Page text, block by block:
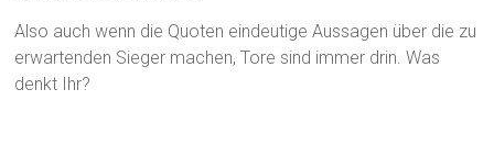
Also auch wenn die Quoten eindeutige Aussagen über die zu
erwartenden Sieger machen, Tore sind immer drin. Was
denkt Ihr?